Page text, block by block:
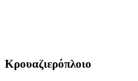
Κρουαζιερόπλοιο